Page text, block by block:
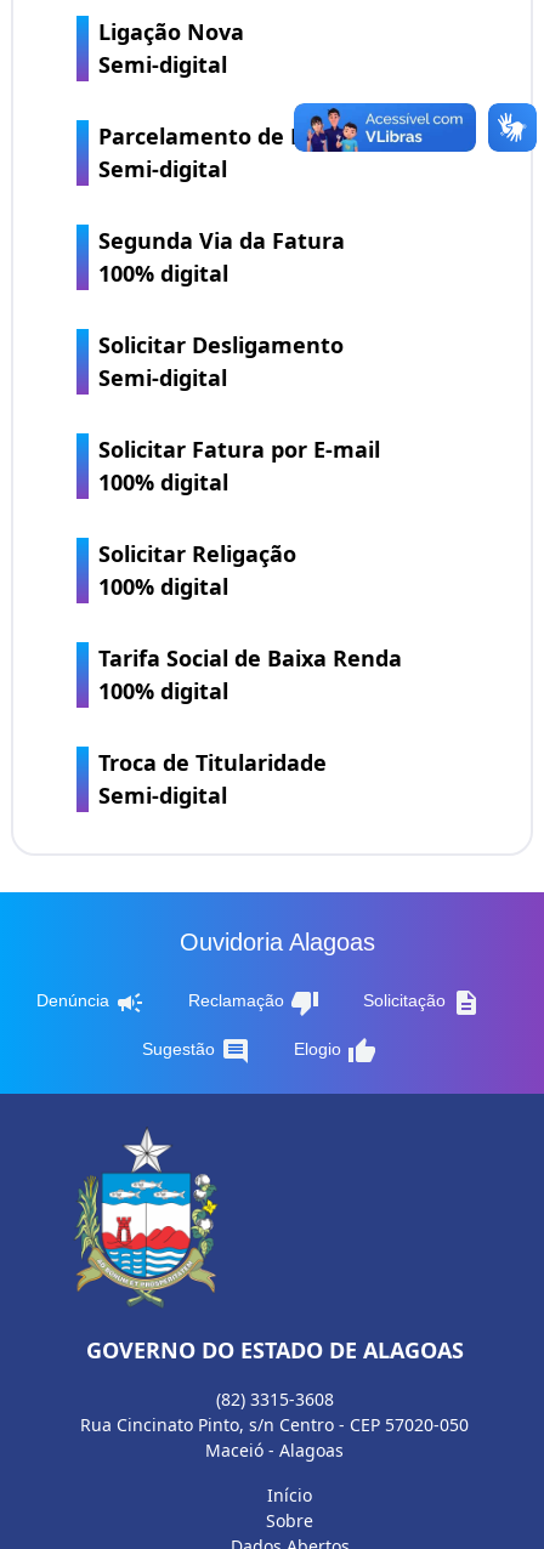
Ligação Nova
Semi-digital
Parcelamento de Débitos
Semi-digital
Segunda Via da Fatura
100% digital
Solicitar Desligamento
Semi-digital
Solicitar Fatura por E-mail
100% digital
Solicitar Religação
100% digital
Tarifa Social de Baixa Renda
100% digital
Troca de Titularidade
Semi-digital
Ouvidoria Alagoas
Denúncia campaign Reclamação thumb_down Solicitação description
Sugestão comment Elogio thumb_up
GOVERNO DO ESTADO DE ALAGOAS
(82) 3315-3608
Rua Cincinato Pinto, s/n Centro - CEP 57020-050
Maceió - Alagoas
Início
Sobre